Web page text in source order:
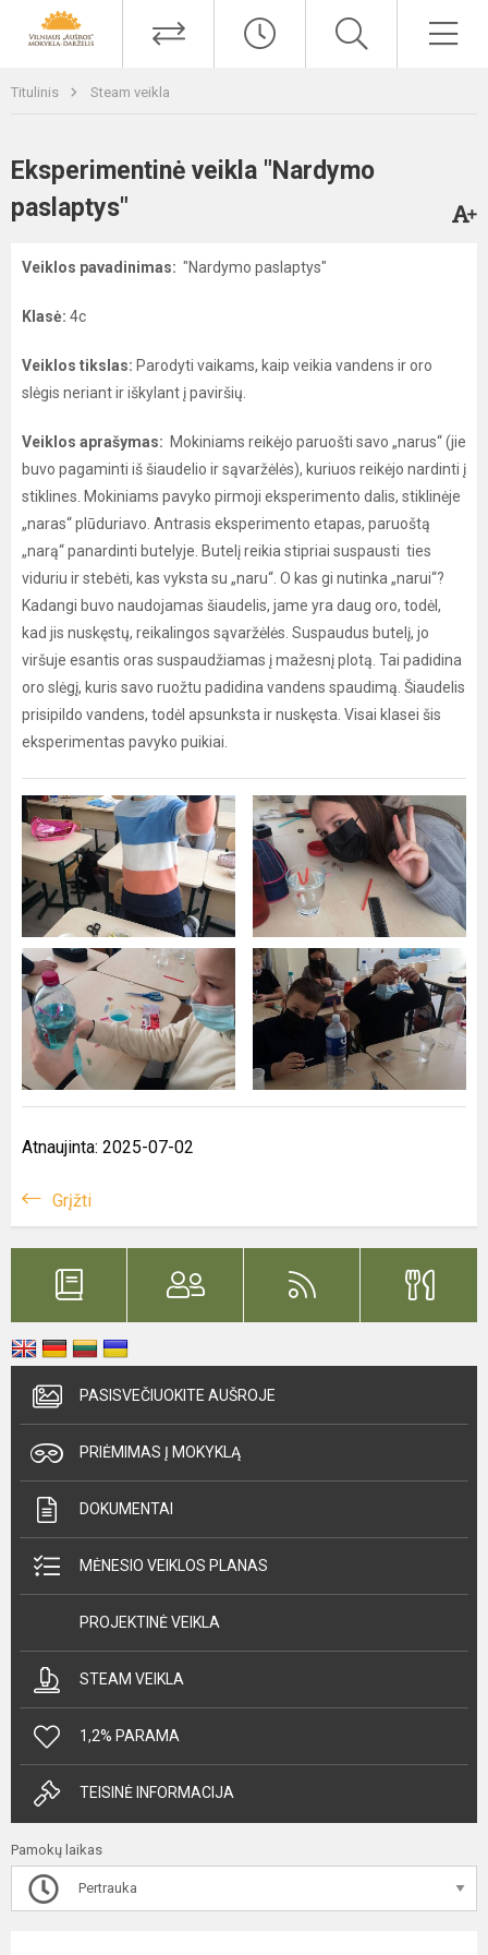
Titulinis Steam veikla
Eksperimentinė veikla "Nardymo
paslaptys"
Veiklos pavadinimas: "Nardymo paslaptys"
Klasė: 4c
Veiklos tikslas: Parodyti vaikams, kaip veikia vandens ir oro
slėgis neriant ir iškylant į paviršių.
Veiklos aprašymas: Mokiniams reikėjo paruošti savo „narus“ (jie
buvo pagaminti iš šiaudelio ir sąvaržėlės), kuriuos reikėjo nardinti į
stiklines. Mokiniams pavyko pirmoji eksperimento dalis, stiklinėje
„naras“ plūduriavo. Antrasis eksperimento etapas, paruoštą
„narą“ panardinti butelyje. Butelį reikia stipriai suspausti ties
viduriu ir stebėti, kas vyksta su „naru“. O kas gi nutinka „narui“?
Kadangi buvo naudojamas šiaudelis, jame yra daug oro, todėl,
kad jis nuskęstų, reikalingos sąvaržėlės. Suspaudus butelį, jo
viršuje esantis oras suspaudžiamas į mažesnį plotą. Tai padidina
oro slėgį, kuris savo ruožtu padidina vandens spaudimą. Šiaudelis
prisipildo vandens, todėl apsunksta ir nuskęsta. Visai klasei šis
eksperimentas pavyko puikiai.
Atnaujinta: 2025-07-02
Grįžti
PASISVEČIUOKITE AUŠROJE
PRIĖMIMAS Į MOKYKLĄ
DOKUMENTAI
MĖNESIO VEIKLOS PLANAS
PROJEKTINĖ VEIKLA
STEAM VEIKLA
1,2% PARAMA
TEISINĖ INFORMACIJA
Pamokų laikas
Pertrauka